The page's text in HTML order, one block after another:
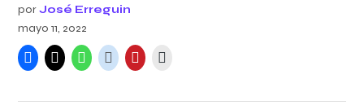
por José Erreguin
mayo 11, 2022